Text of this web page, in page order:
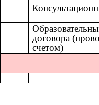
договора
счетом)